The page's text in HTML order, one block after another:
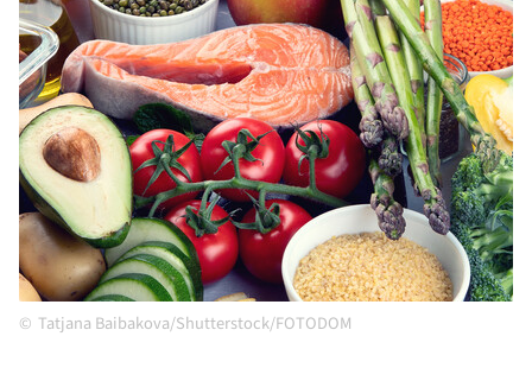
Tatjana Baibakova/Shutterstock/FOTODOM